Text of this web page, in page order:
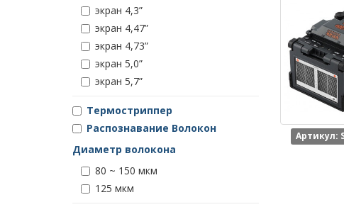
экран 4,3”
экран 4,47”
экран 4,73”
экран 5,0”
экран 5,7”
Термостриппер
Распознавание Волокон
Диаметр волокона
80 ~ 150 мкм
125 мкм
Артикул: